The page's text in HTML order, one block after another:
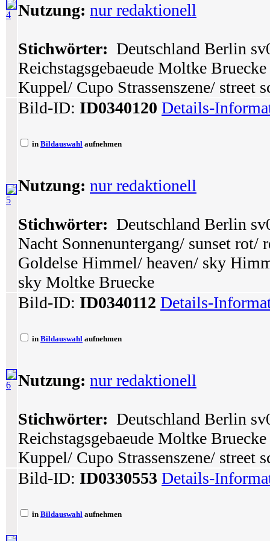
4 Nutzung: nur redaktionell
Stichwörter: Deutschland Berlin
Reichstagsgebaeude Moltke
Kuppel/ Cupo Strassenszene/ street
5
Bild-ID: ID0340120 Details-
in Bildauswahl aufnehmen
Nutzung: nur redaktionell
Stichwörter: Deutschland Berlin
Nacht Sonnenuntergang/ sunset rot/
Goldelse Himmel/ heaven/ sky
sky Moltke Bruecke
6
Bild-ID: ID0340112 Details-
in Bildauswahl aufnehmen
Nutzung: nur redaktionell
Stichwörter: Deutschland Berlin
Reichstagsgebaeude Moltke
Kuppel/ Cupo Strassenszene/ street
Bild-ID: ID0330553 Details-
in Bildauswahl aufnehmen